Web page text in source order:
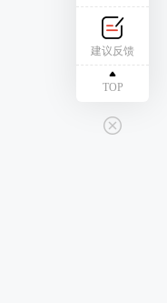
考试时间
建议反馈
TOP